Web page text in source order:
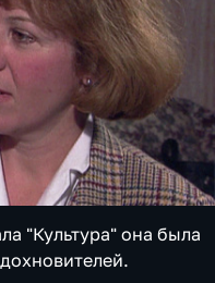
"Культура" она была